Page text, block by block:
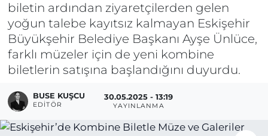
biletin ardından ziyaretçilerden gelen
yoğun talebe kayıtsız kalmayan Eskişehir
Büyükşehir Belediye Başkanı Ayşe Ünlüce,
farklı müzeler için de yeni kombine
biletlerin satışına başlandığını duyurdu.
BUSE KUŞCU
EDITÖR
30.05.2025 - 13:19
YAYINLANMA